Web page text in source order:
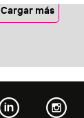
Cargar más